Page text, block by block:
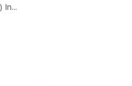
In...